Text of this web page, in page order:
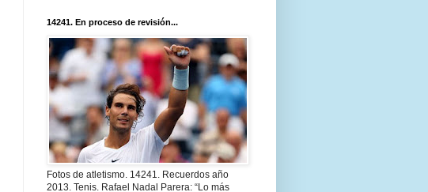
14241. En proceso de revisión...
Fotos de atletismo. 14241. Recuerdos año
2013. Tenis. Rafael Nadal Parera: “Lo más